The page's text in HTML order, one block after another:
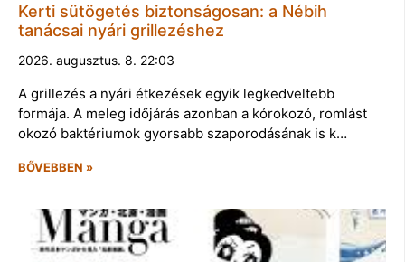
Kerti sütögetés biztonságosan: a Nébih
tanácsai nyári grillezéshez
2026. augusztus. 8. 22:03
A grillezés a nyári étkezések egyik legkedveltebb
formája. A meleg időjárás azonban a kórokozó, romlást
okozó baktériumok gyorsabb szaporodásának is k…
BŐVEBBEN »